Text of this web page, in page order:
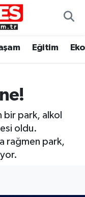
Eğitim
bir park, alkol
oldu.
rağmen park,